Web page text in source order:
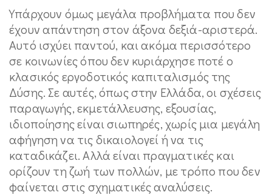
Υπάρχουν όμως μεγάλα προβλήματα που δεν
έχουν απάντηση στον άξονα δεξιά-αριστερά.
Αυτό ισχύει παντού, και ακόμα περισσότερο
σε κοινωνίες όπου δεν κυριάρχησε ποτέ ο
κλασικός εργοδοτικός καπιταλισμός της
Δύσης. Σε αυτές, όπως στην Ελλάδα, οι σχέσεις
παραγωγής, εκμετάλλευσης, εξουσίας,
ιδιοποίησης είναι σιωπηρές, χωρίς μια μεγάλη
αφήγηση να τις δικαιολογεί ή να τις
καταδικάζει. Αλλά είναι πραγματικές και
ορίζουν τη ζωή των πολλών, με τρόπο που δεν
φαίνεται στις σχηματικές αναλύσεις.